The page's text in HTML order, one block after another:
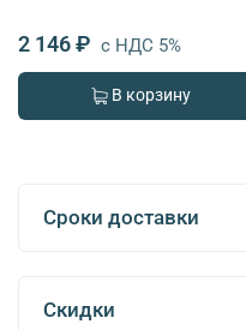
2 146 ₽ с НДС 5%
В корзину
Сроки доставки
Скидки